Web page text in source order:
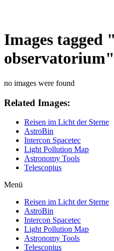
Images tagged
observatorium"
no images were found
Related Images:
Reisen im Licht der Sterne
AstroBin
Intercon Spacetec
Light Pollution Map
Astronomy Tools
Telescopius
Menü
Reisen im Licht der Sterne
AstroBin
Intercon Spacetec
Light Pollution Map
Astronomy Tools
Telescopius